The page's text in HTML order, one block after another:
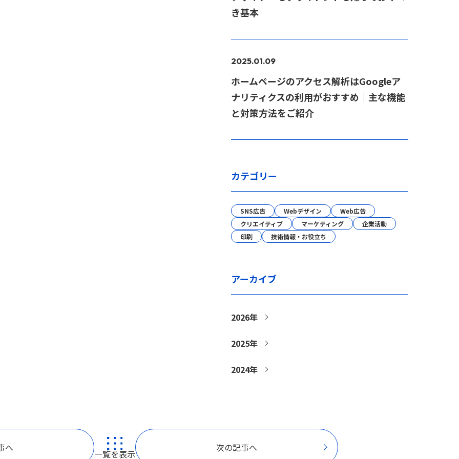
へ
一覧を表示
次の記事へ
き基本
2025.01.09
ホームページのアクセス解析はGoogleア
ナリティクスの利用がおすすめ｜主な機能
と対策方法をご紹介
カテゴリー
SNS広告 Webデザイン
Web広告
クリエイティブ
マーケティング
企業活動
印刷
技術情報・お役立ち
アーカイブ
2026年
2025年
2024年